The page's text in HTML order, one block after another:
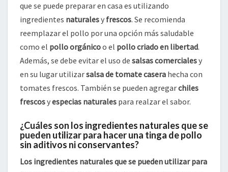
que se puede preparar en casa es utilizando
ingredientes naturalesy frescos. Se recomienda
reemplazar el pollo por una opción más saludable
como el pollo orgánicoo el pollo criado en libertad.
Además, se debe evitar el uso de salsas comercialesy
en su lugar utilizarsalsa de tomate casera hecha con
tomates frescos. También se pueden agregarchiles
frescosyespecias naturales para realzar el sabor.
¿Cuáles son los ingredientes naturales que se
pueden utilizar para hacer una tinga de pollo
sin aditivos ni conservantes?
Los ingredientes naturales que se pueden utilizar para